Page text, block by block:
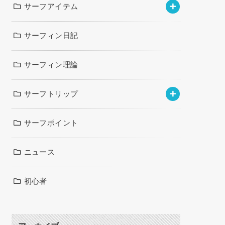
サーフアイテム
サーフィン日記
サーフィン理論
サーフトリップ
サーフポイント
ニュース
初心者